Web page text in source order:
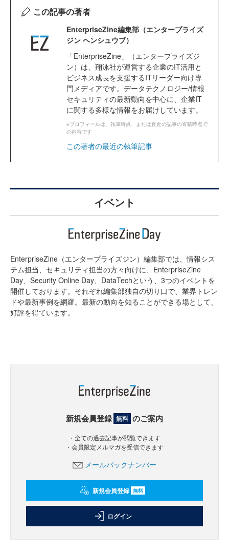
この記事の著者
EnterpriseZine編集部（エンタープライズ
ジン ヘンシュウブ）
「EnterpriseZine」（エンタープライズジ
ン）は、翔泳社が運営する企業のIT活用と
ビジネス成長を支援するITリーダー向け専
門メディアです。データテクノロジー/情報
セキュリティの最新動向を中心に、企業IT
に関する多様な情報をお届けしています。
※プロフィールは、執筆時点、または直近の記事の寄稿時点で
の内容です
この著者の最近の執筆記事
イベント
EnterpriseZine（エンタープライズジン）編集部では、情報シス
テム担当、セキュリティ担当の方々向けに、EnterpriseZine
Day、Security Online Day、DataTechという、3つのイベントを
開催しております。それぞれ編集部独自の切り口で、業界トレン
ドや最新事例を網羅。最新の動向を知ることができる場として、
好評を得ています。
新規会員登録 無料 のご案内
・全ての過去記事が閲覧できます
・会員限定メルマガを受信できます
メールバックナンバー
新規会員登録 無料
ログイン